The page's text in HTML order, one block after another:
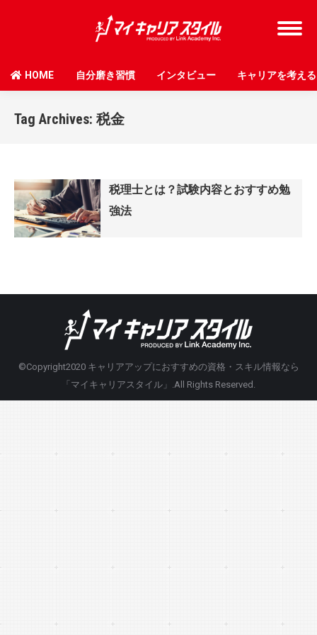
HOME 自分磨き習慣 インタビュー キャリアを考える
Tag Archives: 税金
税理士とは？試験内容とおすすめ勉
強法
©Copyright2020 キャリアアップにおすすめの資格・スキル情報なら
「マイキャリアスタイル」
.All Rights Reserved.